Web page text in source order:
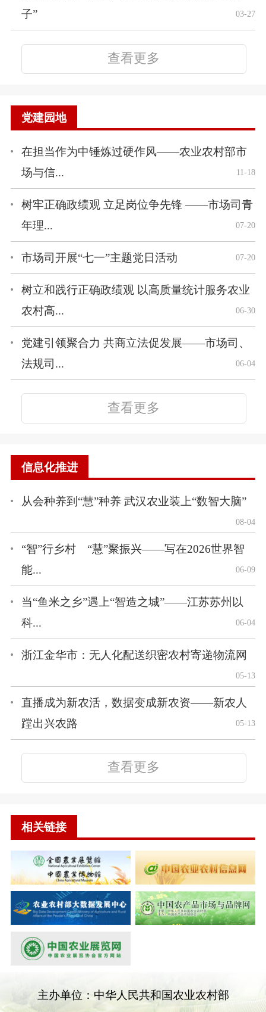
子”
03-27
查看更多
党建园地
在担当作为中锤炼过硬作风——农业农村部市
场与信...
11-18
树牢正确政绩观 立足岗位争先锋 ——市场司青
年理...
07-20
市场司开展“七一”主题党日活动 07-20
树立和践行正确政绩观 以高质量统计服务农业
农村高...
06-30
党建引领聚合力 共商立法促发展——市场司、
法规司...
06-04
查看更多
信息化推进
从会种养到“慧”种养 武汉农业装上“数智大脑”
08-04
“智”行乡村 “慧”聚振兴——写在2026世界智
能...
06-09
当“鱼米之乡”遇上“智造之城”——江苏苏州以
科...
06-04
浙江金华市：无人化配送织密农村寄递物流网
05-13
直播成为新农活，数据变成新农资——新农人
蹚出兴农路
05-13
查看更多
相关链接
主办单位：中华人民共和国农业农村部